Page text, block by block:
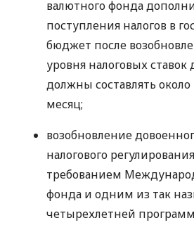
валютного фонда
поступления налогов в
бюджет после
уровня налоговых ставок
должны составлять
месяц;
возобновление
налогового
требованием
фонда и одним из так
четырехлетней